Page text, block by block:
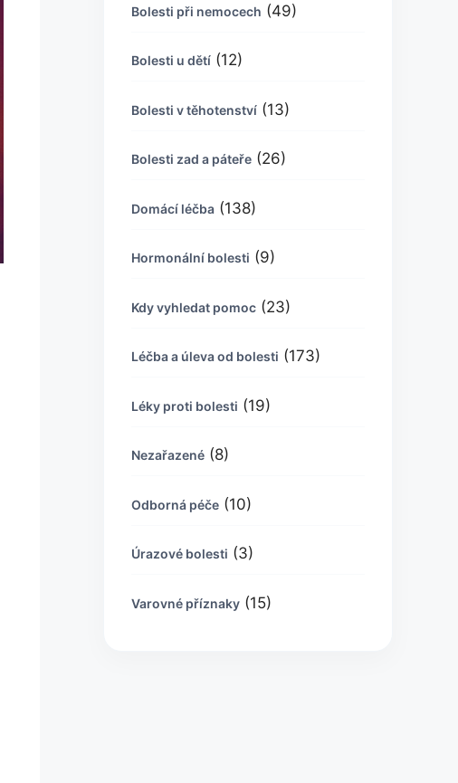
Bolesti při nemocech (49)
Bolesti u dětí (12)
Bolesti v těhotenství (13)
Bolesti zad a páteře (26)
Domácí léčba (138)
Hormonální bolesti (9)
Kdy vyhledat pomoc (23)
Léčba a úleva od bolesti (173)
Léky proti bolesti (19)
Nezařazené (8)
Odborná péče (10)
Úrazové bolesti (3)
Varovné příznaky (15)